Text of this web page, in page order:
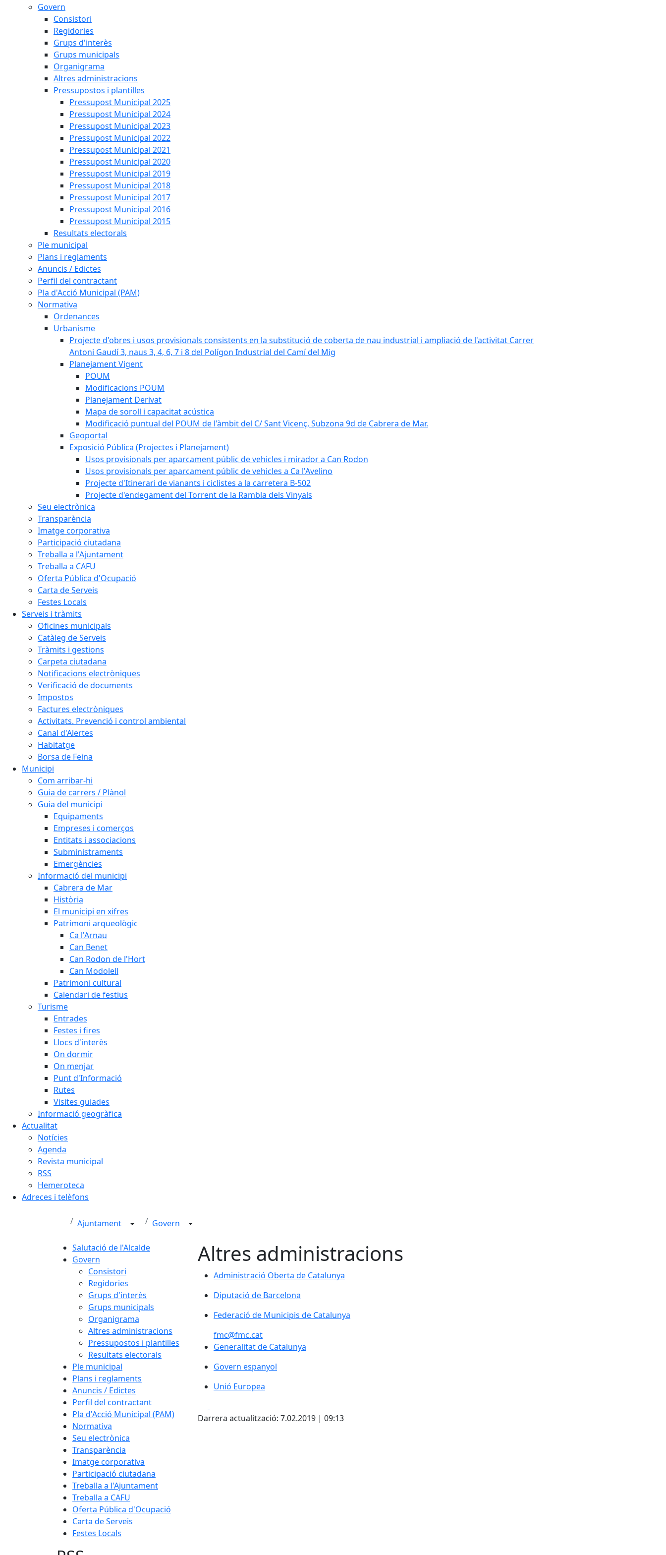
Govern
Consistori
Regidories
Grups d'interès
Grups municipals
Organigrama
Altres administracions
Pressupostos i plantilles
Pressupost Municipal 2025
Pressupost Municipal 2024
Pressupost Municipal 2023
Pressupost Municipal 2022
Pressupost Municipal 2021
Pressupost Municipal 2020
Pressupost Municipal 2019
Pressupost Municipal 2018
Pressupost Municipal 2017
Pressupost Municipal 2016
Pressupost Municipal 2015
Resultats electorals
Ple municipal
Plans i reglaments
Anuncis / Edictes
Perfil del contractant
Pla d'Acció Municipal (PAM)
Normativa
Ordenances
Urbanisme
Projecte d'obres i usos provisionals consistents en la substitució de coberta de nau industrial i ampliació de l'activitat Carrer
Antoni Gaudí 3, naus 3, 4, 6, 7 i 8 del Polígon Industrial del Camí del Mig
Planejament Vigent
POUM
Modificacions POUM
Planejament Derivat
Mapa de soroll i capacitat acústica
Modificació puntual del POUM de l'àmbit del C/ Sant Vicenç, Subzona 9d de Cabrera de Mar.
Geoportal
Exposició Pública (Projectes i Planejament)
Usos provisionals per aparcament públic de vehicles i mirador a Can Rodon
Usos provisionals per aparcament públic de vehicles a Ca l'Avelino
Projecte d'Itinerari de vianants i ciclistes a la carretera B-502
Projecte d'endegament del Torrent de la Rambla dels Vinyals
Seu electrònica
Transparència
Imatge corporativa
Participació ciutadana
Treballa a l'Ajuntament
Treballa a CAFU
Oferta Pública d'Ocupació
Carta de Serveis
Festes Locals
Serveis i tràmits
Oficines municipals
Catàleg de Serveis
Tràmits i gestions
Carpeta ciutadana
Notificacions electròniques
Verificació de documents
Impostos
Factures electròniques
Activitats. Prevenció i control ambiental
Canal d'Alertes
Habitatge
Borsa de Feina
Municipi
Com arribar-hi
Guia de carrers / Plànol
Guia del municipi
Equipaments
Empreses i comerços
Entitats i associacions
Subministraments
Emergències
Informació del municipi
Cabrera de Mar
Història
El municipi en xifres
Patrimoni arqueològic
Ca l'Arnau
Can Benet
Can Rodon de l'Hort
Can Modolell
Patrimoni cultural
Calendari de festius
Turisme
Entrades
Festes i fires
Llocs d'interès
On dormir
On menjar
Punt d'Informació
Rutes
Visites guiades
Informació geogràfica
Actualitat
Notícies
Agenda
Revista municipal
RSS
Hemeroteca
Adreces i telèfons
Ajuntament Govern
Salutació de l'Alcalde
Govern
Consistori
Regidories
Grups d'interès
Grups municipals
Organigrama
Altres administracions
Pressupostos i plantilles
Resultats electorals
Ple municipal
Plans i reglaments
Anuncis / Edictes
Perfil del contractant
Pla d'Acció Municipal (PAM)
Normativa
Seu electrònica
Transparència
Imatge corporativa
Participació ciutadana
Treballa a l'Ajuntament
Treballa a CAFU
Oferta Pública d'Ocupació
Carta de Serveis
Festes Locals
Altres administracions
Administració Oberta de Catalunya
Administració Oberta de Catalunya
Diputació de Barcelona
Diputació de Barcelona
Federació de Municipis de Catalunya
Federació de Municipis de Catalunya
fmc@fmc.cat
Generalitat de Catalunya
Generalitat de Catalunya
Govern espanyol
Govern espanyol
Unió Europea
Unió Europea
Darrera actualització: 7.02.2019 | 09:13